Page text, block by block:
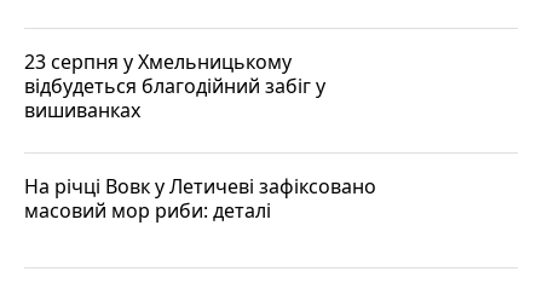
23 серпня у Хмельницькому
відбудеться благодійний забіг у
вишиванках
На річці Вовк у Летичеві зафіксовано
масовий мор риби: деталі